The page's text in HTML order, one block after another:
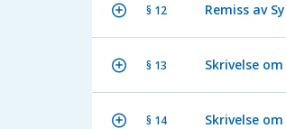
§ 12 Remiss av
§ 13 Skrivelse
§ 14 Skrivelse